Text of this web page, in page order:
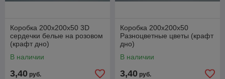
Коробка 200х200х50 3D
сердечки белые на розовом
(крафт дно)
В наличии
3,40 руб.
Коробка 200х200х50
Разноцветные цветы (крафт
дно)
В наличии
3,40 руб.